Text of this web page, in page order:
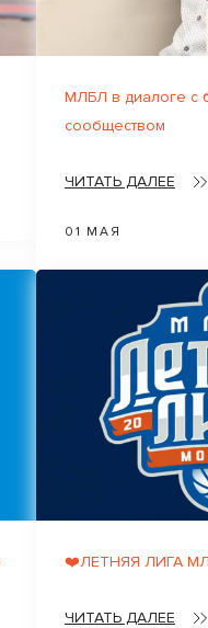
МЛБЛ в диалоге с
сообществом
ЧИТАТЬ ДАЛЕЕ
01 МАЯ
❤️ЛЕТНЯЯ ЛИГА
ЧИТАТЬ ДАЛЕЕ